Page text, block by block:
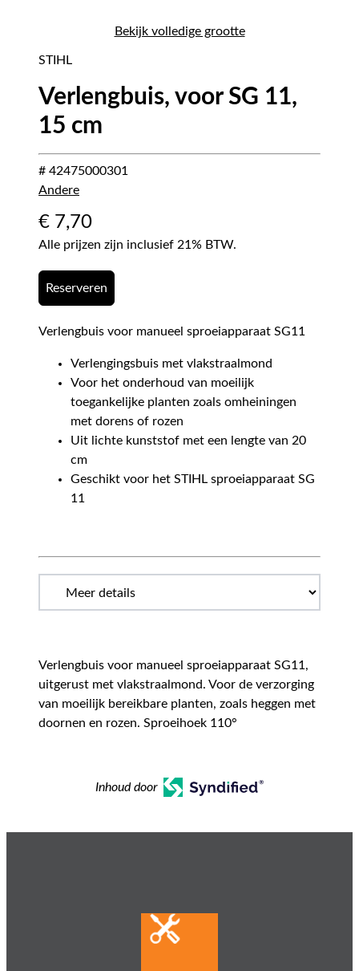
Bekijk volledige grootte
STIHL
Verlengbuis, voor SG 11,
15 cm
# 42475000301
Andere
€ 7,70
Alle prijzen zijn inclusief 21% BTW.
Reserveren
Verlengbuis voor manueel sproeiapparaat SG11
Verlengingsbuis met vlakstraalmond
Voor het onderhoud van moeilijk
toegankelijke planten zoals omheiningen
met dorens of rozen
Uit lichte kunststof met een lengte van 20
cm
Geschikt voor het STIHL sproeiapparaat SG
11
Verlengbuis voor manueel sproeiapparaat SG11,
uitgerust met vlakstraalmond. Voor de verzorging
van moeilijk bereikbare planten, zoals heggen met
doornen en rozen. Sproeihoek 110°
Inhoud door